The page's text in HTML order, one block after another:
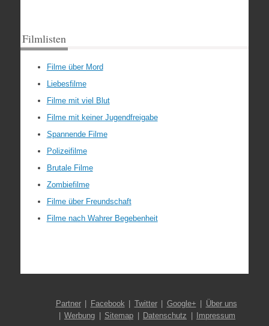
Filmlisten
Filme über Mord
Liebesfilme
Filme mit viel Blut
Filme mit keiner Jugendfreigabe
Spannende Filme
Polizeifilme
Brutale Filme
Zombiefilme
Filme über Freundschaft
Filme nach Wahrer Begebenheit
Partner Facebook Twitter Google+
Über uns
Werbung
Sitemap Datenschutz Impressum